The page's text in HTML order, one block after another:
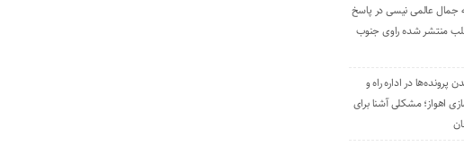
جمال عالمی نیسی در پاسخ
منتشر شده راوی جنوب
پرونده‌ها در اداره راه و
اهواز؛ مشکلی آشنا برای